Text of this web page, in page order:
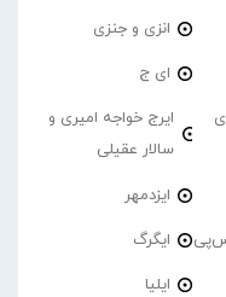
انزی و جنزی
ای ج
ایرج خواجه امیری و
سالار عقیلی
ایزدمهر
ایگرگ
ایلیا